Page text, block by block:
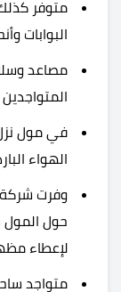
متوفر
البوابات
مصاعد
في مول
الهواء
وفرت شركة
حول المول
لإعطاء
متواجد